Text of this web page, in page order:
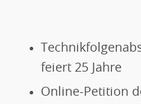
feiert 25 Jahre
Online-Petition